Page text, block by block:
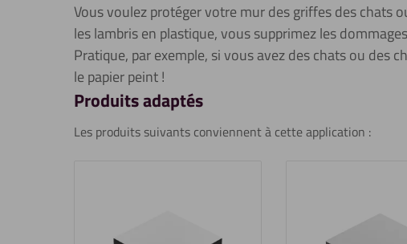
Vous voulez protéger votre mur des griffes des chats
les lambris en plastique, vous supprimez les
Pratique, par exemple, si vous avez des chats ou des
le papier peint !
Produits adaptés
Les produits suivants conviennent à cette application :